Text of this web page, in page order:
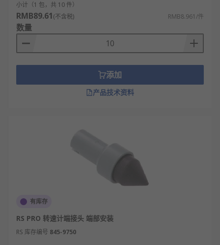
小计（1 包，共 10 件）
RMB89.61(不含税) RMB8.961/件
数量
添加
产品技术资料
有库存
RS PRO 转速计端接头 端部安装
RS 库存编号 845-9750